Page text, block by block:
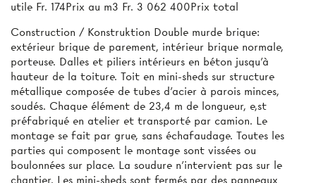
utile Fr. 174Prix au m3 Fr. 3 062 400Prix total
Construction / Konstruktion Double murde brique:
extérieur brique de parement, intérieur brique normale,
porteuse. Dalles et piliers intérieurs en béton jusqu'à
hauteur de la toiture. Toit en mini-sheds sur structure
métallique composée de tubes d'acier à parois minces,
soudés. Chaque élément de 23,4 m de longueur, e,st
préfabriqué en atelier et transporté par camion. Le
montage se fait par grue, sans échafaudage. Toutes les
parties qui composent le montage sont vissées ou
boulonnées sur place. La soudure n’intervient pas sur le
chantier. Les mini-sheds sont fermés par des panneaux